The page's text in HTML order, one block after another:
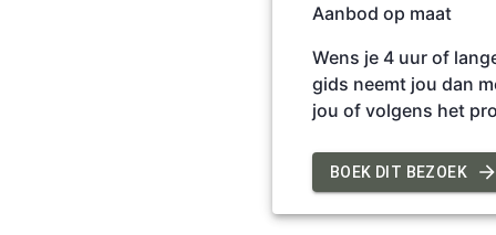
Aanbod op maat
Wens je 4 uur of
gids neemt jou dan
jou of volgens het
BOEK DIT BEZOEK